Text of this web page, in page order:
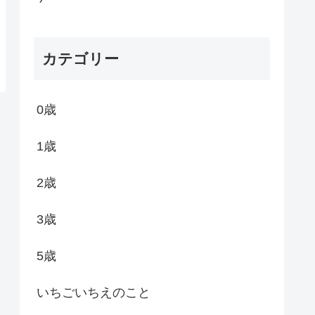
カテゴリー
0歳
1歳
2歳
3歳
5歳
いちごいちえのこと